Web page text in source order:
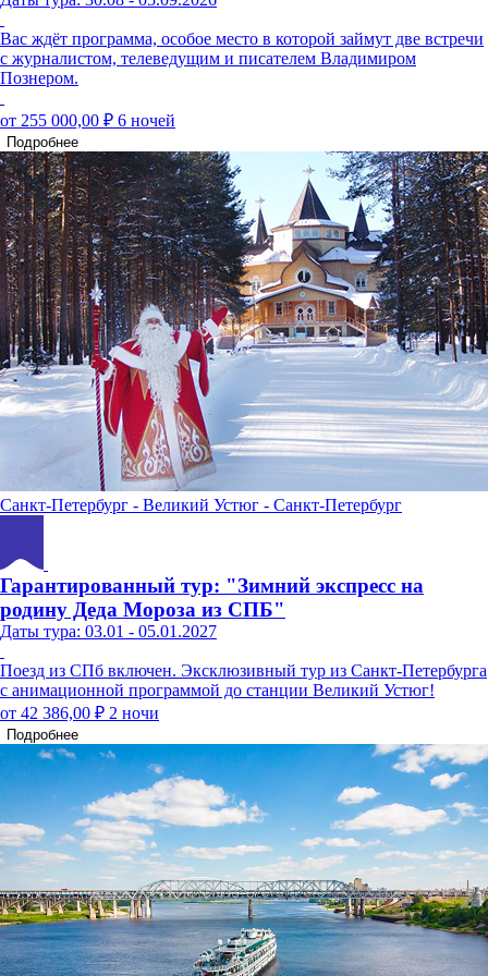
Вас ждёт программа, особое место в которой займут две встречи
с журналистом, телеведущим и писателем Владимиром
Познером.
от 255 000,00 ₽ 6 ночей
Подробнее
Санкт-Петербург - Великий Устюг - Санкт-Петербург
Гарантированный тур: "Зимний экспресс на
родину Деда Мороза из СПБ"
Даты тура: 03.01 - 05.01.2027
Поезд из СПб включен. Эксклюзивный тур из Санкт-Петербурга
с анимационной программой до станции Великий Устюг!
от 42 386,00 ₽ 2 ночи
Подробнее